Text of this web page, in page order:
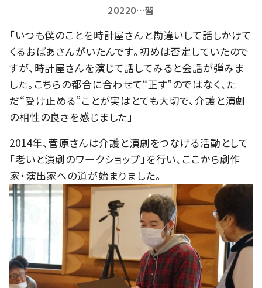
20220…習
「いつも僕のことを時計屋さんと勘違いして話しかけて
くるおばあさんがいたんです。初めは否定していたので
すが、時計屋さんを演じて話してみると会話が弾みま
した。こちらの都合に合わせて“正す”のではなく、た
だ“受け止める”ことが実はとても大切で、介護と演劇
の相性の良さを感じました」
2014年、菅原さんは介護と演劇をつなげる活動として
「老いと演劇のワークショップ」を行い、ここから劇作
家・演出家への道が始まりました。